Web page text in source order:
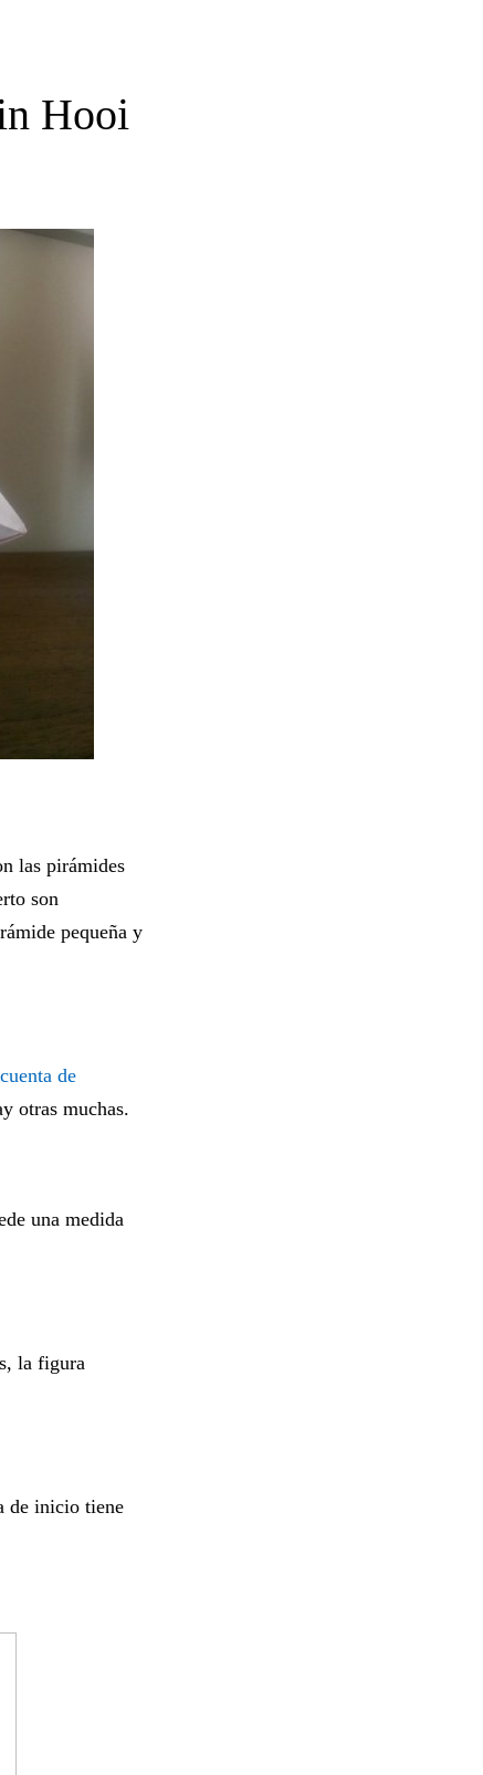
Hooi
las pirámides
son
pequeña y
cuenta de
otras muchas.
una medida
la figura
de inicio tiene